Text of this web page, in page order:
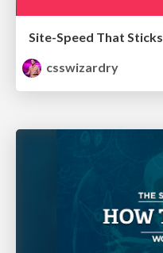
Site-Speed That Sticks
csswizardry